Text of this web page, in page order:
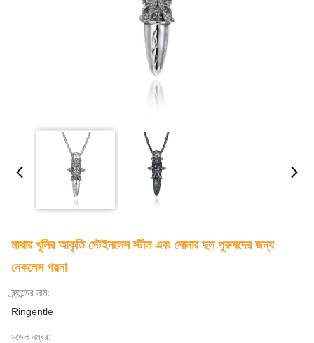
মাথার খুলির আকৃতি স্টেইনলেস স্টীল এবং সোনার দুল পুরুষদের জন্য
নেকলেস গয়না
ব্র্যান্ডের নাম:
Ringentle
মডেল নম্বর: